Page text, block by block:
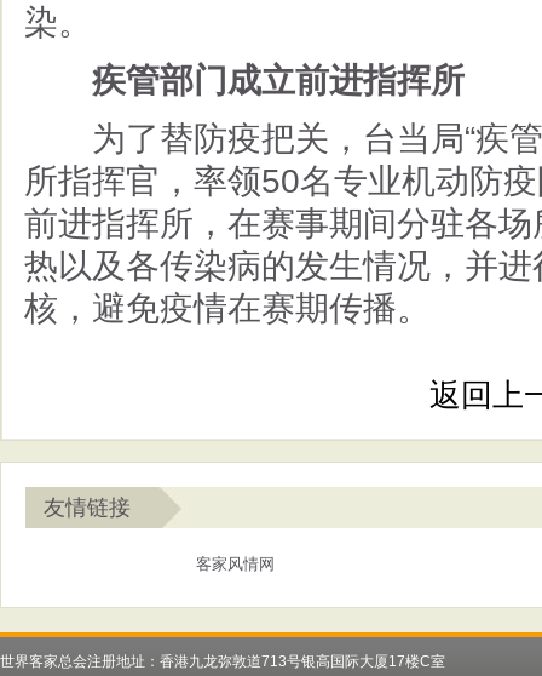
染。
疾管部门成立前进指挥所
为了替防疫把关，台当局“疾
所指挥官，率领50名专业机动防
前进指挥所，在赛事期间分驻各
热以及各传染病的发生情况，并
核，避免疫情在赛期传播。
返回上
友情链接
客家风情网
世界客家总会注册地址：香港九龙弥敦道713号银高国际大厦17楼C室